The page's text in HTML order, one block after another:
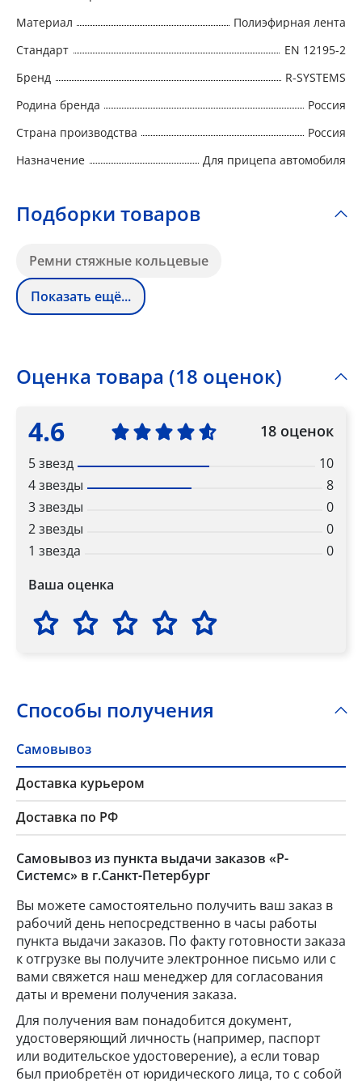
Материал
Полиэфирная лента
Стандарт
EN 12195-2
Бренд
R-SYSTEMS
Родина бренда
Россия
Страна производства
Россия
Назначение
Для прицепа автомобиля
Подборки товаров
Ремни стяжные кольцевые
Показать ещё...
Оценка товара (18 оценок)
4.6 18 оценок
5 звезд
10
4 звезды
8
3 звезды
0
2 звезды
0
1 звезда
0
Ваша оценка
Способы получения
Самовывоз
Доставка курьером
Доставка по РФ
Самовывоз из пункта выдачи заказов «Р-
Системс» в г.Санкт-Петербург
Вы можете самостоятельно получить ваш заказ в
рабочий день непосредственно в часы работы
пункта выдачи заказов. По факту готовности заказа
к отгрузке вы получите электронное письмо или с
вами свяжется наш менеджер для согласования
даты и времени получения заказа.
Для получения вам понадобится документ,
удостоверяющий личность (например, паспорт
или водительское удостоверение), а если товар
был приобретён от юридического лица, то с собой